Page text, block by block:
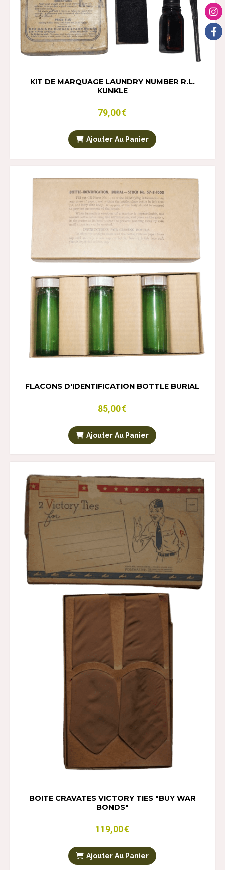
KIT DE MARQUAGE LAUNDRY NUMBER R.L.
KUNKLE
79,00€
Ajouter Au Panier
FLACONS D'IDENTIFICATION BOTTLE BURIAL
85,00€
Ajouter Au Panier
BOITE CRAVATES VICTORY TIES "BUY WAR
BONDS"
119,00€
Ajouter Au Panier